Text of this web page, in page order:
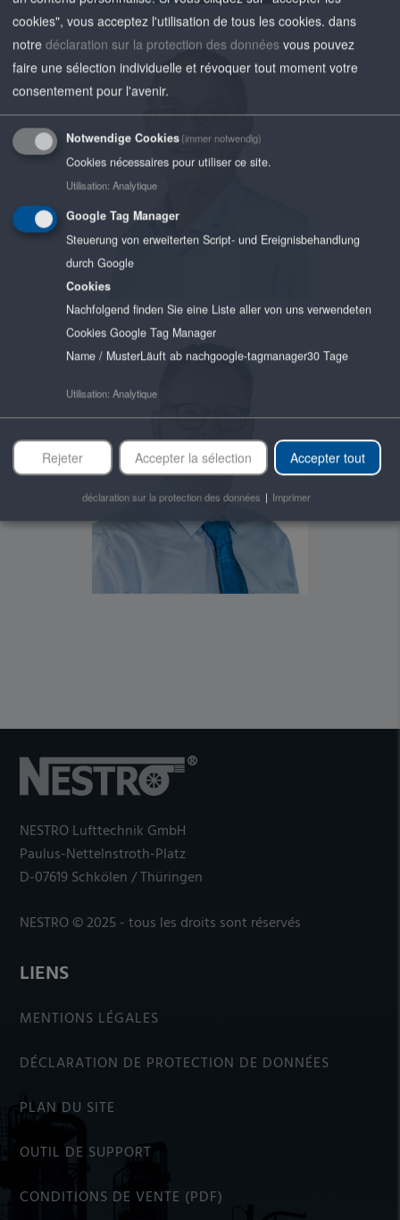
FON +49 36694 41-0
FAX +49 36694 41-119
J.SCHAEFER(AT)NESTRO.DE
FAX +49 36694 41-119
NESTRO Lufttechnik GmbH
Paulus-Nettelnstroth-Platz
D-07619 Schkölen / Thüringen
NESTRO © 2025 - tous les droits sont réservés
LIENS
MENTIONS LÉGALES
DÉCLARATION DE PROTECTION DE DONNÉES
PLAN DU SITE
OUTIL DE SUPPORT
CONDITIONS DE VENTE (PDF)
cookies", vous acceptez l'utilisation de tous les cookies. dans
notre déclaration sur la protection des données vous pouvez
faire une sélection individuelle et révoquer tout moment votre
consentement pour l'avenir.
Notwendige Cookies(immer notwendig)
Cookies nécessaires pour utiliser ce site.
Utilisation: Analytique
Google Tag Manager
Steuerung von erweiterten Script- und Ereignisbehandlung
durch Google
Cookies
Nachfolgend finden Sie eine Liste aller von uns verwendeten
Cookies Google Tag Manager
Name / MusterLäuft ab nachgoogle-tagmanager30 Tage
Utilisation: Analytique
Rejeter Accepter la sélection Accepter tout
déclaration sur la protection des données | Imprimer